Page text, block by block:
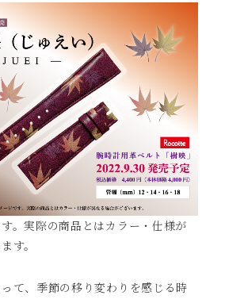
。実際の商品とはカラー・仕様が
す。
て、季節の移り変わりを感じる時